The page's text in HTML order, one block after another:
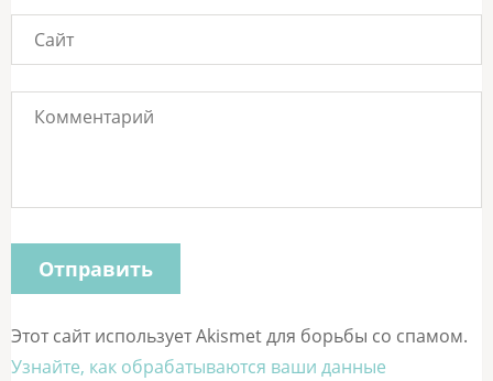
Этот сайт использует Akismet для борьбы со спамом.
Узнайте, как обрабатываются ваши данные